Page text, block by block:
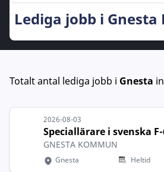
Lediga jobb i Gnesta
Totalt antal lediga jobb i Gnesta
2026-08-03
Speciallärare i svenska
GNESTA KOMMUN
Gnesta Heltid